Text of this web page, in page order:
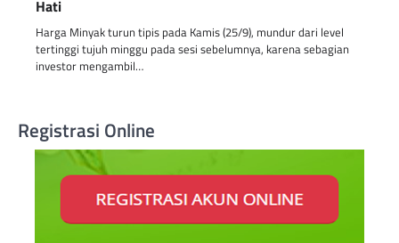
Hati
Harga Minyak turun tipis pada Kamis (25/9), mundur dari level
tertinggi tujuh minggu pada sesi sebelumnya, karena sebagian
investor mengambil…
Registrasi Online